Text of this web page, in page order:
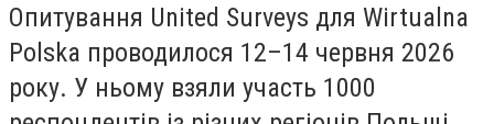
Опитування United Surveys для Wirtualna
Polska проводилося 12–14 червня 2026
року. У ньому взяли участь 1000